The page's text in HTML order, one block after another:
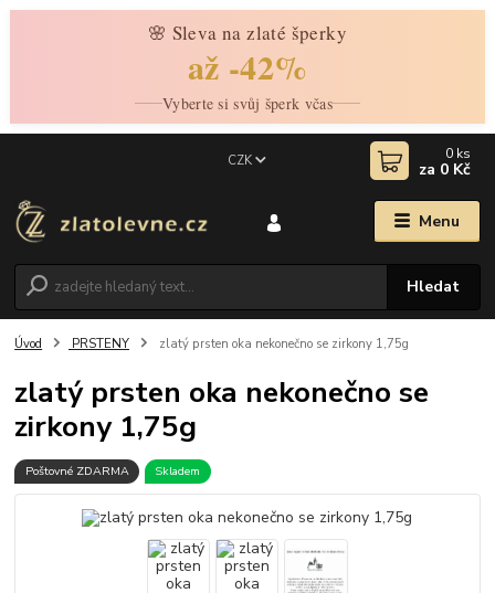
🌸 Sleva na zlaté šperky
až -42%
Vyberte si svůj šperk včas
Menu
CZK
Hledat
0 ks
za 0 Kč
Úvod PRSTENY zlatý prsten oka nekonečno se zirkony 1,75g
zlatý prsten oka nekonečno se
zirkony 1,75g
Poštovné ZDARMA Skladem